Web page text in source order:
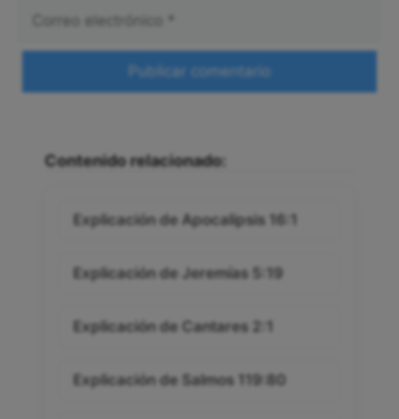
Contenido relacionado:
Explicación de Apocalipsis 16:1
Explicación de Jeremías 5:19
Explicación de Cantares 2:1
Explicación de Salmos 119:80